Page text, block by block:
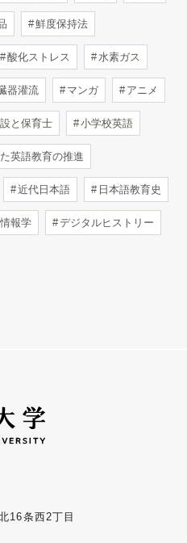
鮮度保持法
酸化ストレス 水素ガス
器灌流 マンガ アニメ
と保育士 小学校英語
英語教育の推進
近代日本語 日本語教育史
報学 デジタルヒストリー
16条西2丁目